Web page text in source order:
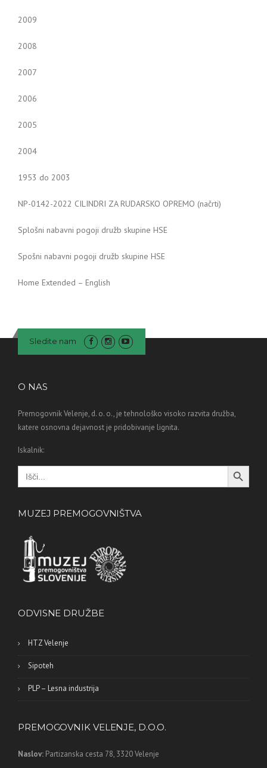
2009
2008
2007
2006
2005
2004
1953 do 2003
NP-0142-2022 CILINDRI ZA RUDARSKO OPREMO (načrti)
Splošni nabavni pogoji družb skupine HSE
Spošni nabavni pogoji družb skupine HSE
Home Extended – English
Sledite nam
O NAS
Premogovnik Velenje, d. o. o., je tehnološko visoko razvita družba,
katere osnovna dejavnost je pridobivanje lignita.
Iskalnik:
Search
for:
Search Button
MUZEJ PREMOGOVNIŠTVA
ODVISNE DRUŽBE
HTZ Velenje
Sipoteh
PLP – Lesna industrija
PREMOGOVNIK VELENJE, D.O.O.
Naslov: Partizanska cesta 78, 3320 Velenje